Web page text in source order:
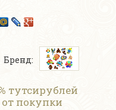
Бренд:
тутсирублей
от покупки